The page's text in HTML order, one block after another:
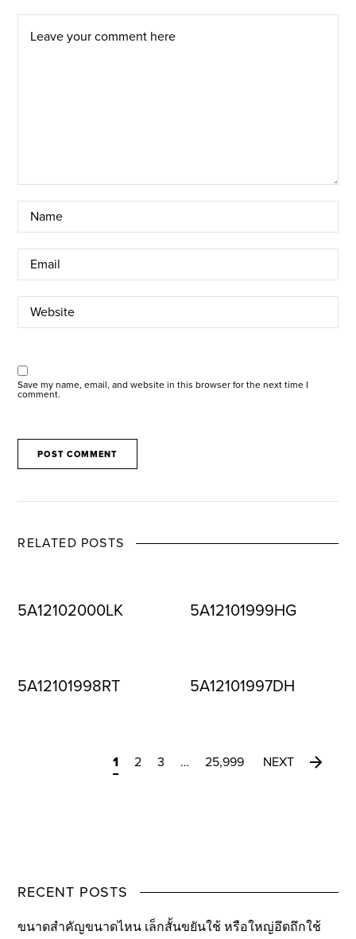
Save my name, email, and website in this browser for the next time I
comment.
RELATED POSTS
5A12102000LK 5A12101999HG
5A12101998RT 5A12101997DH
1 2 3 … 25,999 NEXT
RECENT POSTS
ขนาดสำคัญขนาดไหน เล็กสั้นขยันใช้ หรือใหญ่อึดถึกใช้